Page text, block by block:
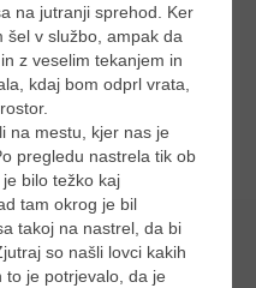
na jutranji sprehod. Ker
šel v službo, ampak da
z veselim tekanjem in
kdaj bom odprl vrata,
na mestu, kjer nas je
pregledu nastrela tik ob
bilo težko kaj
tam okrog je bil
takoj na nastrel, da bi
so našli lovci kakih
je potrjevalo, da je